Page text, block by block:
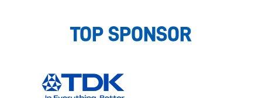
TOP SPONSOR